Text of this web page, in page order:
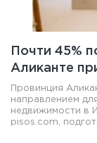
Почти 45%
Аликанте
Провинция
направлением
недвижимости в
pisos.com,